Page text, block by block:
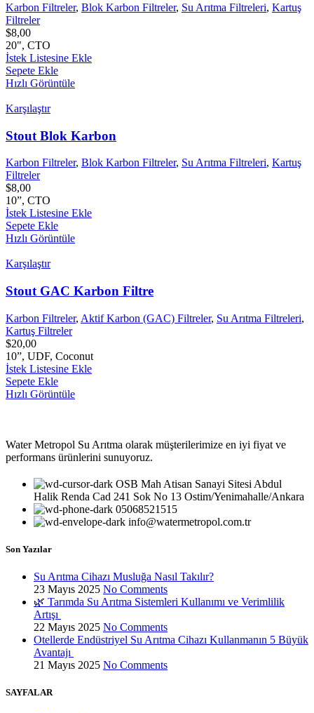
Karbon Filtreler, Blok Karbon Filtreler, Su Arıtma Filtreleri, Kartuş
Filtreler
$8,00
20", CTO
İstek Listesine Ekle
Sepete Ekle
Hızlı Görüntüle
Karşılaştır
Stout Blok Karbon
Karbon Filtreler, Blok Karbon Filtreler, Su Arıtma Filtreleri, Kartuş
Filtreler
$8,00
10”, CTO
İstek Listesine Ekle
Sepete Ekle
Hızlı Görüntüle
Karşılaştır
Stout GAC Karbon Filtre
Karbon Filtreler, Aktif Karbon (GAC) Filtreler, Su Arıtma Filtreleri,
Kartuş Filtreler
$20,00
10”, UDF, Coconut
İstek Listesine Ekle
Sepete Ekle
Hızlı Görüntüle
Water Metropol Su Arıtma olarak müşterilerimize en iyi fiyat ve
performans ürünlerini sunuyoruz.
OSB Mah Atisan Sanayi Sitesi Abdul
Halik Renda Cad 241 Sok No 13 Ostim/Yenimahalle/Ankara
05068521515
info@watermetropol.com.tr
Son Yazılar
Su Arıtma Cihazı Musluğa Nasıl Takılır?
23 Mayıs 2025 No Comments
🌿 Tarımda Su Arıtma Sistemleri Kullanımı ve Verimlilik
Artışı
22 Mayıs 2025 No Comments
Otellerde Endüstriyel Su Arıtma Cihazı Kullanmanın 5 Büyük
Avantajı
21 Mayıs 2025 No Comments
SAYFALAR